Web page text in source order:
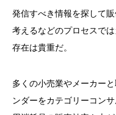
発信すべき情報を探して
考えるなどのプロセスで
存在は貴重だ。
多くの小売業やメーカー
ンダーをカテゴリーコン